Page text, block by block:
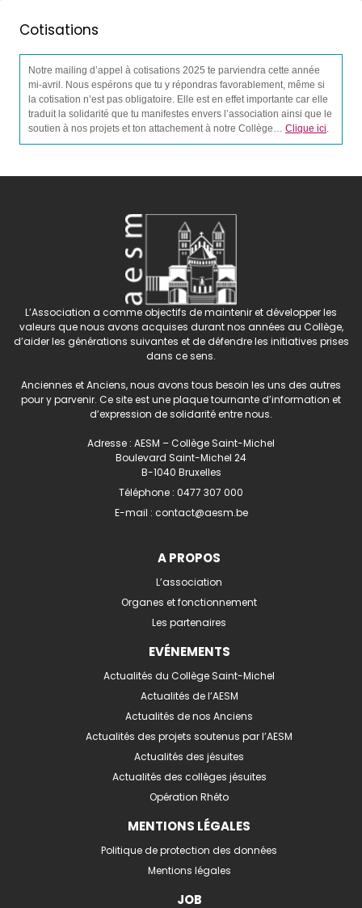
Cotisations
Notre mailing d’appel à cotisations 2025 te parviendra cette année
mi-avril. Nous espérons que tu y répondras favorablement, même si
la cotisation n’est pas obligatoire. Elle est en effet importante car elle
traduit la solidarité que tu manifestes envers l’association ainsi que le
soutien à nos projets et ton attachement à notre Collège… Clique ici.
L’Association a comme objectifs de maintenir et développer les
valeurs que nous avons acquises durant nos années au Collège,
d’aider les générations suivantes et de défendre les initiatives prises
dans ce sens.
Anciennes et Anciens, nous avons tous besoin les uns des autres
pour y parvenir. Ce site est une plaque tournante d’information et
d’expression de solidarité entre nous.
Adresse : AESM – Collège Saint-Michel
Boulevard Saint-Michel 24
B-1040 Bruxelles
Téléphone : 0477 307 000
E-mail : contact@aesm.be
A PROPOS
L’association
Organes et fonctionnement
Les partenaires
EVÉNEMENTS
Actualités du Collège Saint-Michel
Actualités de l’AESM
Actualités de nos Anciens
Actualités des projets soutenus par l’AESM
Actualités des jésuites
Actualités des collèges jésuites
Opération Rhéto
MENTIONS LÉGALES
Politique de protection des données
Mentions légales
JOB